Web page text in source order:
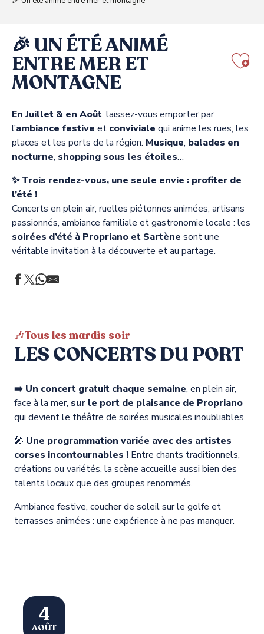
🎉 UN ÉTÉ ANIMÉ
ENTRE MER ET
MONTAGNE
En Juillet & en Août, laissez-vous emporter par
l’ambiance festive et conviviale qui anime les rues, les
places et les ports de la région. Musique, balades en
nocturne, shopping sous les étoiles…
✨ Trois rendez-vous, une seule envie : profiter de
l’été !
Concerts en plein air, ruelles piétonnes animées, artisans
passionnés, ambiance familiale et gastronomie locale : les
soirées d’été à Propriano et Sartène sont une
véritable invitation à la découverte et au partage.
🎶Tous les mardis soir
LES CONCERTS DU PORT
➡️ Un concert gratuit chaque semaine, en plein air,
face à la mer, sur le port de plaisance de Propriano
qui devient le théâtre de soirées musicales inoubliables.
🎤 Une programmation variée avec des artistes
corses incontournables ! Entre chants traditionnels,
créations ou variétés, la scène accueille aussi bien des
talents locaux que des groupes renommés.
Ambiance festive, coucher de soleil sur le golfe et
terrasses animées : une expérience à ne pas manquer.
4
AOÛT